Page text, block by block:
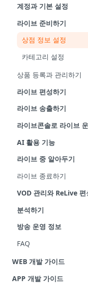
계정과 기본 설정
계정 이해하기
계정 발급과 로그인
엑셀 다운로드 비밀번
라이브 준비하기
상점 정보 설정
카테고리 설정
상품 등록과 관리하기
라이브 편성하기
편성 방법
기본 정보 설정
화면 구성 설정
플레이어 템플릿 설정
운영 정보 설정
쿠폰과 이벤트 설정
쇼룸 설정
라이브 수정과 관리
라이브 송출하기
(공통) 네트워크와 기
모바일로 송출
PC로 송출
다중송출 - 유튜브
라이브콘솔로 라이브
구성과 사이드바 활용
채팅
상품
인서트
쿠폰
이벤트 - 구매인증, 메
표
이벤트 - 리워드
실시간 통계와 위젯 설
프롬프터
AI 활용 기능
AI 챗봇
AI 보이스
라이브 중 알아두기
편성표 복사하기
라이브 URL 변경하기
라이브 송출 중 수정하
모바일 웹에서 관리하
라이브 종료하기
VOD 관리와 ReLive 편
VOD 목록과 상세보기
VOD 업로드
VOD 정보 수정
분석하기
대시보드
라이브
방송 운영 정보
스탭 역할과 관리
FAQ
WEB 개발 가이드
📦 라이브러리 연동
APP 개발 가이드